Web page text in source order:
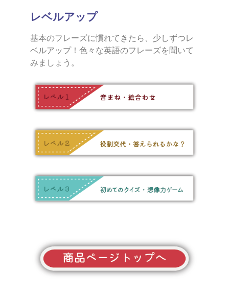
レベルアップ
基本のフレーズに慣れてきたら、少しずつレ
ベルアップ！色々な英語のフレーズを聞いて
みましょう。